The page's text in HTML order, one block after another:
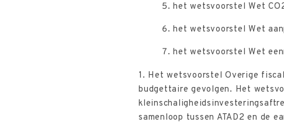
het wetsvoorstel Wet
het wetsvoorstel Wet
het wetsvoorstel Wet
1. Het wetsvoorstel Overige
budgettaire gevolgen. Het
samenloop tussen ATAD2 en de